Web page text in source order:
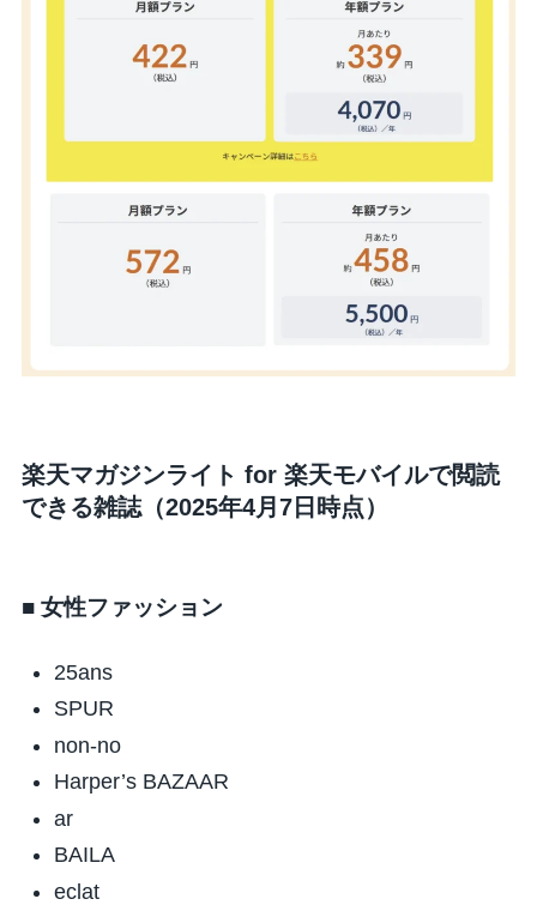
楽天マガジンライト for 楽天モバイルで閲読
できる雑誌（2025年4月7日時点）
■ 女性ファッション
25ans
SPUR
non-no
Harper’s BAZAAR
ar
BAILA
eclat